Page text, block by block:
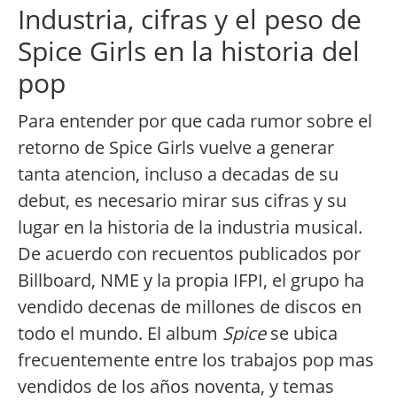
Industria, cifras y el peso de
Spice Girls en la historia del
pop
Para entender por que cada rumor sobre el
retorno de Spice Girls vuelve a generar
tanta atencion, incluso a decadas de su
debut, es necesario mirar sus cifras y su
lugar en la historia de la industria musical.
De acuerdo con recuentos publicados por
Billboard, NME y la propia IFPI, el grupo ha
vendido decenas de millones de discos en
todo el mundo. El album Spicese ubica
frecuentemente entre los trabajos pop mas
vendidos de los años noventa, y temas